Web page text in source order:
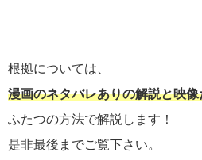
根拠については、
漫画のネタバレありの解説と映
ふたつの方法で解説します！
是非最後までご覧下さい。